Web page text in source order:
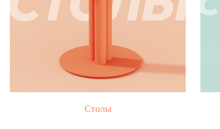
Столы